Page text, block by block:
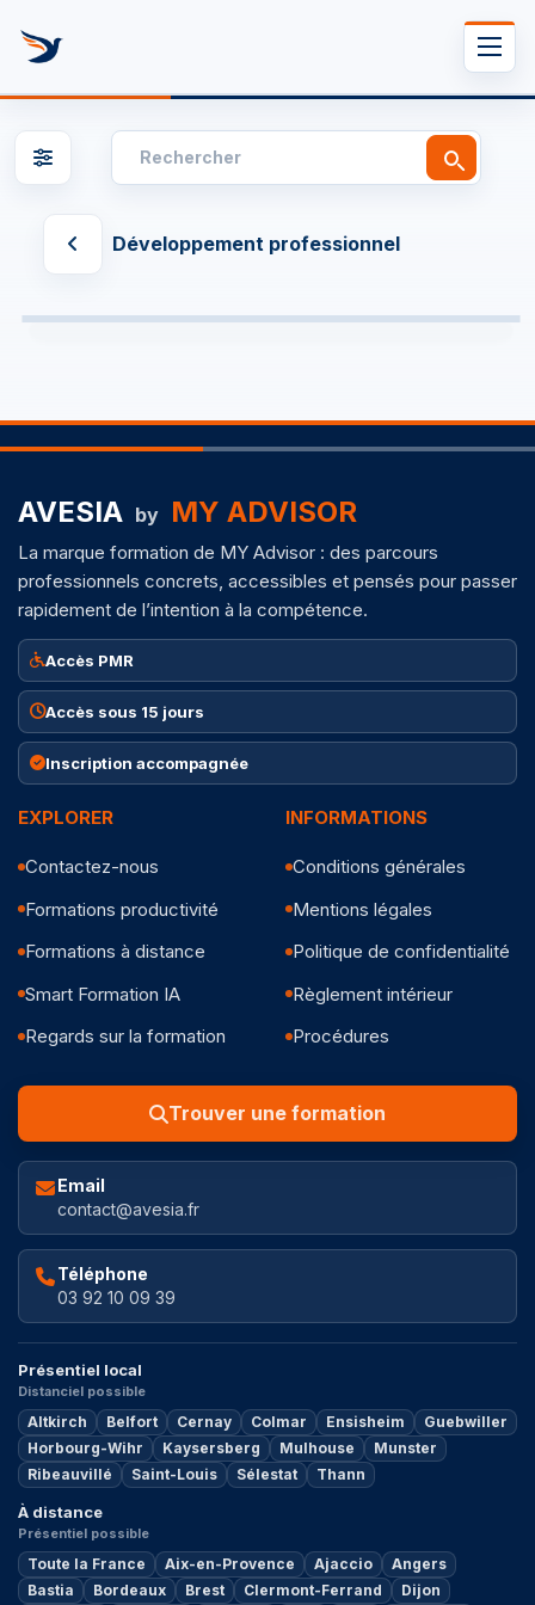
Développement professionnel
AVESIA by MY ADVISOR
La marque formation de MY Advisor : des parcours
professionnels concrets, accessibles et pensés pour passer
rapidement de l’intention à la compétence.
Accès PMR
Accès sous 15 jours
Inscription accompagnée
EXPLORER
Contactez-nous
Formations productivité
Formations à distance
Smart Formation IA
Regards sur la formation
INFORMATIONS
Conditions générales
Mentions légales
Politique de confidentialité
Règlement intérieur
Procédures
Trouver une formation
Email
contact@avesia.fr
Téléphone
03 92 10 09 39
Présentiel local
Distanciel possible
Altkirch Belfort Cernay Colmar Ensisheim
Guebwiller
Horbourg-Wihr
Kaysersberg Mulhouse
Munster
Ribeauvillé
Saint-Louis Sélestat Thann
À distance
Présentiel possible
Toute la France Aix-en-Provence Ajaccio
Angers
Bastia
Bordeaux Brest Clermont-Ferrand Dijon